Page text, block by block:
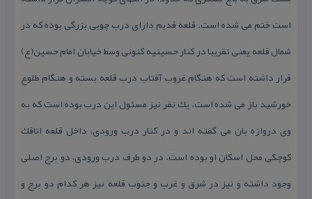
است ختم می شده است. قلعه قدیم دارای درب چوبی بزرگی بوده كه در
شمال قلعه یعنی تقریبا در كنار حسینیه كنونی وسط خیابان امام حسین(ع)
قرار داشته است كه هنگام غروب آفتاب درب قلعه بسته و هنگام طلوع
خورشید باز می شده است. یك نفر نیز مسئول این درب بوده است كه به
وی دروازه بان می گفته اند و در كنار درب ورودی، داخل قلعه اتاقك
كوچكی محل اسكان او بوده است. در دو طرف درب ورودی، دو برج اصلی
وجود داشته و نیز در شرق و غرب و جنوب قلعه نیز هر كدام دو برج و